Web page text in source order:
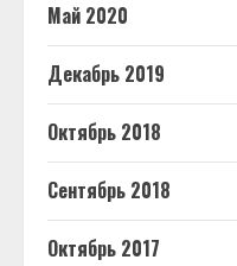
Май 2020
Декабрь 2019
Октябрь 2018
Сентябрь 2018
Октябрь 2017